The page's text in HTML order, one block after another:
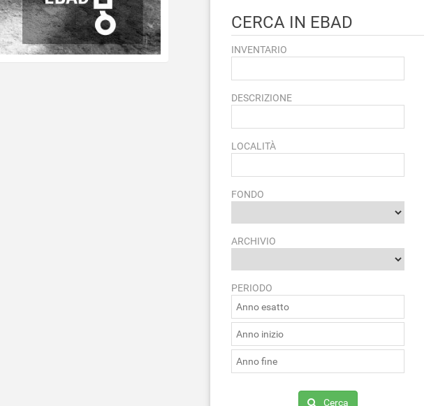
CERCA IN EBAD
INVENTARIO
DESCRIZIONE
LOCALITÀ
FONDO
ARCHIVIO
PERIODO
Cerca